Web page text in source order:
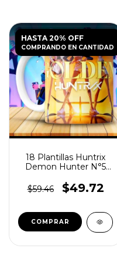
HASTA 20% OFF
COMPRANDO EN CANTIDAD
18 Plantillas Huntrix
Demon Hunter N°5
$59.46
$49.72